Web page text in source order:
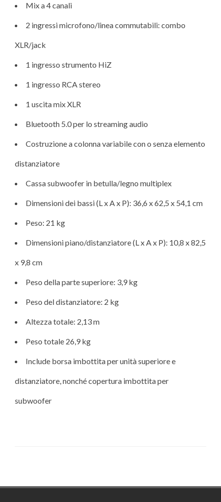
Mix a 4 canali
2 ingressi microfono/linea commutabili: combo
XLR/jack
1 ingresso strumento HiZ
1 ingresso RCA stereo
1 uscita mix XLR
Bluetooth 5.0 per lo streaming audio
Costruzione a colonna variabile con o senza elemento
distanziatore
Cassa subwoofer in betulla/legno multiplex
Dimensioni dei bassi (L x A x P): 36,6 x 62,5 x 54,1 cm
Peso: 21 kg
Dimensioni piano/distanziatore (L x A x P): 10,8 x 82,5
x 9,8 cm
Peso della parte superiore: 3,9 kg
Peso del distanziatore: 2 kg
Altezza totale: 2,13 m
Peso totale 26,9 kg
Include borsa imbottita per unità superiore e
distanziatore, nonché copertura imbottita per
subwoofer